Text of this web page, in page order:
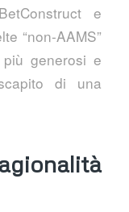
e
“non‑AAMS”
generosi e
di una